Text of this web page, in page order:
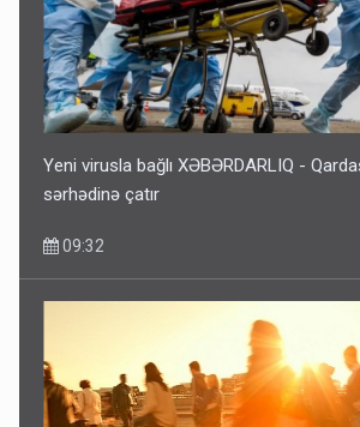
ŞOK! David Seliverstov ölkədən qaçdı
6 Avqust 14:14
Yeni virusla bağlı XƏBƏRDARLIQ -
sərhədinə çatır
09:32